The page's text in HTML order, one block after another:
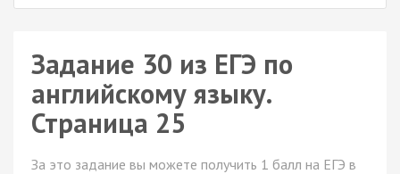
Задание 30 из ЕГЭ по
английскому языку.
Страница 25
За это задание вы можете получить 1 балл на ЕГЭ в